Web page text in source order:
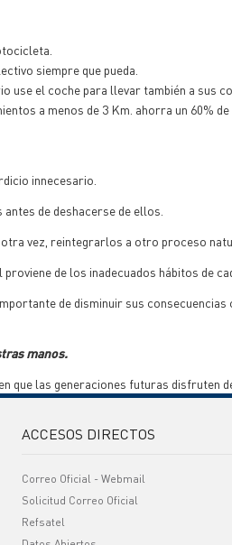
siempre que pueda.
use el coche para llevar también a sus
a menos de 3 Km. ahorra un 60% de
innecesario.
de deshacerse de ellos.
vez, reintegrarlos a otro proceso
de los inadecuados hábitos de
de disminuir sus
manos.
que las generaciones futuras disfruten
ACCESOS DIRECTOS
Correo Oficial - Webmail
Solicitud Correo Oficial
Refsatel